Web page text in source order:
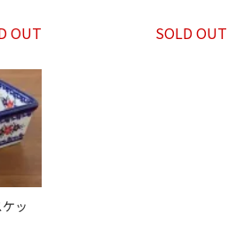
OUT SOLD OUT
ケッ